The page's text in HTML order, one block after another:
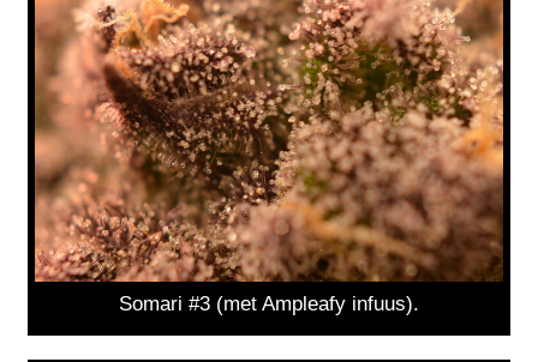
Somari #3 (met Ampleafy infuus).